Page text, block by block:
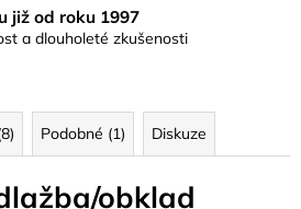
již od roku 1997
a dlouholeté zkušenosti
Podobné (1) Diskuze
obklad